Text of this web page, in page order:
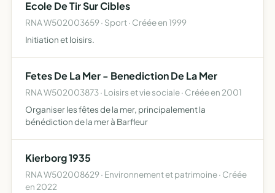
Ecole De Tir Sur Cibles
RNA W502003659 · Sport · Créée en 1999
Initiation et loisirs.
Fetes De La Mer - Benediction De La Mer
RNA W502003873 · Loisirs et vie sociale · Créée en 2001
Organiser les fêtes de la mer, principalement la
bénédiction de la mer à Barfleur
Kierborg 1935
RNA W502008629 · Environnement et patrimoine · Créée
en 2022